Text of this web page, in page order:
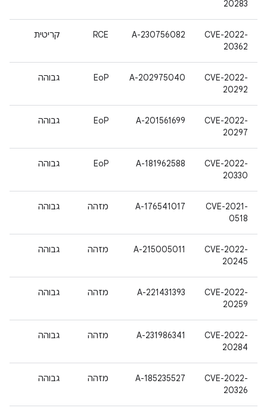
20283
CVE-2022-
20362
A-230756082
RCE קריטית
CVE-2022-
20292
A-202975040
EoP גבוהה
CVE-2022-
20297
A-201561699
EoP גבוהה
CVE-2022-
20330
A-181962588
EoP גבוהה
CVE-2021-
0518
A-176541017 מזהה גבוהה
CVE-2022-
20245
A-215005011 מזהה גבוהה
CVE-2022-
20259
A-221431393 מזהה גבוהה
CVE-2022-
20284
A-231986341 מזהה גבוהה
CVE-2022-
20326
A-185235527 מזהה גבוהה